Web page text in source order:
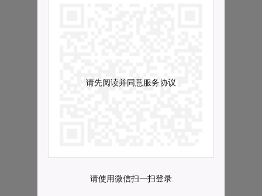
请先阅读并同意服务协议
请使用微信扫一扫登录